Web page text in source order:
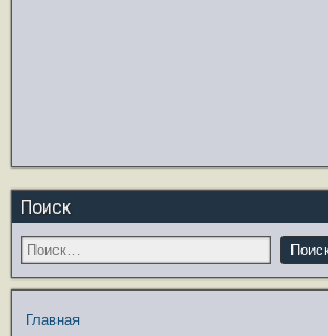
Поиск
Главная